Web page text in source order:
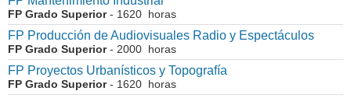
FP Grado Superior- 1620 horas
FP Producción de Audiovisuales Radio y Espectáculos
FP Grado Superior- 2000 horas
FP Proyectos Urbanísticos y Topografía
FP Grado Superior- 1620 horas